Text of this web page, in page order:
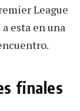
League
esta en una
finales